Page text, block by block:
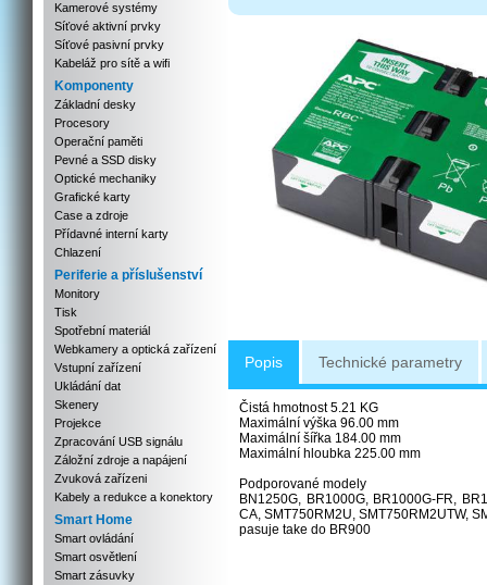
Kamerové systémy
Síťové aktivní prvky
Síťové pasivní prvky
Kabeláž pro sítě a wifi
Komponenty
Základní desky
Procesory
Operační paměti
Pevné a SSD disky
Optické mechaniky
Grafické karty
Case a zdroje
Přídavné interní karty
Chlazení
Periferie a příslušenství
Monitory
Tisk
Spotřební materiál
Webkamery a optická zařízení
Vstupní zařízení
Ukládání dat
Skenery
Projekce
Zpracování USB signálu
Záložní zdroje a napájení
Zvuková zařízeni
Kabely a redukce a konektory
Smart Home
Smart ovládání
Smart osvětlení
Smart zásuvky
Popis Technické parametry
Čistá hmotnost 5.21 KG
Maximální výška 96.00 mm
Maximální šířka 184.00 mm
Maximální hloubka 225.00 mm
Podporované modely
BN1250G, BR1000G, BR1000G-FR,
CA, SMT750RM2U, SMT750RM2UTW,
pasuje take do BR900